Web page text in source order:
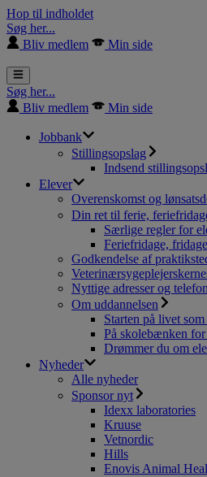
Hop til indholdet
Søg her...
Bliv medlem
Min side
Søg her...
Bliv medlem
Min side
Jobbank
Stillingsopslag
Indsend
Elever
Overenskomst og
Din ret til ferie,
Særlige regler for
Feriefridage,
Godkendelse af
Nyttige adresser og
Om uddannelsen
Starten på livet
På skolebænken
Drømmer du om
Nyheder
Alle nyheder
Sponsor nyt
Idexx laboratories
Kruuse
Vetnordic
Hills
Enovis Animal